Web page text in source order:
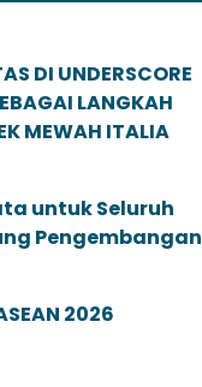
DI UNDERSCORE
LANGKAH
MEWAH ITALIA
untuk Seluruh
Pengembangan
2026